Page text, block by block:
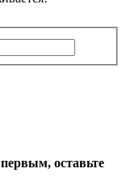
оставьте